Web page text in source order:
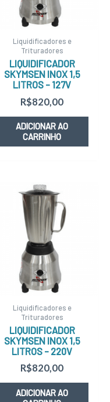
Liquidificadores e
Trituradores
LIQUIDIFICADOR
SKYMSEN INOX 1,5
LITROS – 127V
R$820,00
ADICIONAR AO
CARRINHO
Liquidificadores e
Trituradores
LIQUIDIFICADOR
SKYMSEN INOX 1,5
LITROS – 220V
R$820,00
ADICIONAR AO